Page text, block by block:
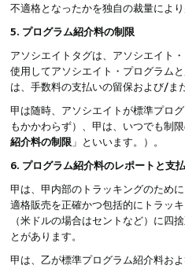
不適格となったかを独自の裁量により
5. プログラム紹介料の制限
アソシエイトタグは、アソシエイト
使用してアソシエイト・プログラム
は、手数料の支払いの留保および/ま
甲は随時、アソシエイトが標準プロ
もかかわらず）、甲は、いつでも制
紹介料の制限 」といいます。）。
6. プログラム紹介料のレポートと支
甲は、甲内部のトラッキングのため
適格販売を正確かつ包括的にトラッ
（米ドルの場合はセントなど）に四
とがあります。
甲は、乙が標準プログラム紹介料お